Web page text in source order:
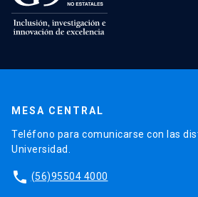
MESA CENTRAL
Teléfono para comunicarse con las
Universidad.
phone (56)95504 4000